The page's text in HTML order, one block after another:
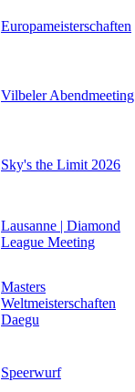
Europameisterschaften
Vilbeler Abendmeeting
Sky's the Limit 2026
Lausanne | Diamond
League Meeting
Masters
Weltmeisterschaften
Daegu
Speerwurf